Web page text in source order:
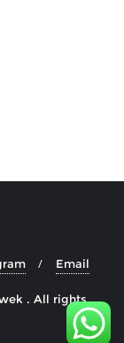
Email
. All rights